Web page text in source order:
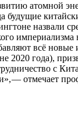
атомной
будущие
назвали
империализма
всё новые
2020 года),
с
— ​отмечает